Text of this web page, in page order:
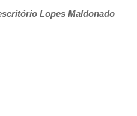
Lopes Maldonado